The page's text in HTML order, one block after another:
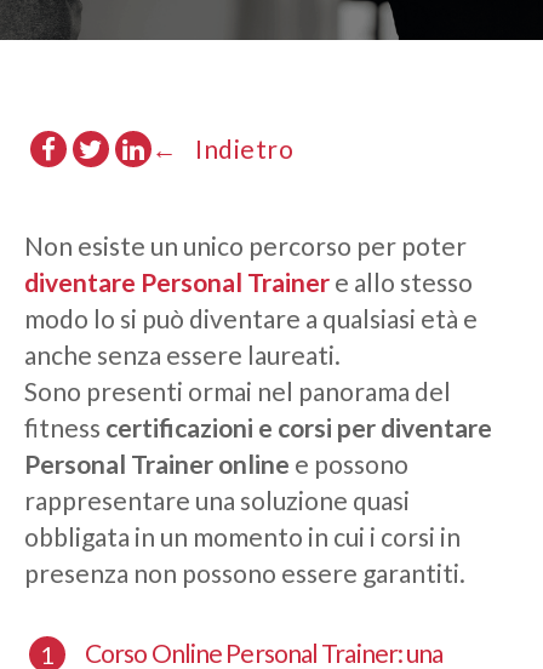
Indietro
Non esiste un unico percorso per poter
diventare Personal Trainer e allo stesso
modo lo si può diventare a qualsiasi età e
anche senza essere laureati.
Sono presenti ormai nel panorama del
fitness certificazioni e corsi per diventare
Personal Trainer online e possono
rappresentare una soluzione quasi
obbligata in un momento in cui i corsi in
presenza non possono essere garantiti.
Corso Online Personal Trainer: una